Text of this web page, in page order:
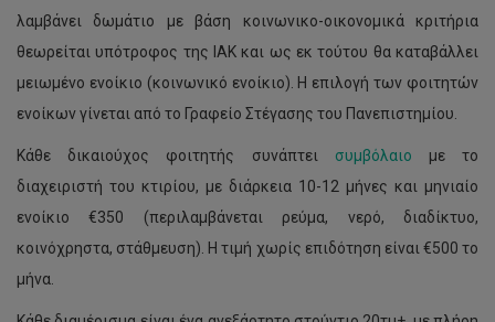
λαμβάνει δωμάτιο με βάση κοινωνικο-οικονομικά κριτήρια
θεωρείται υπότροφος της ΙΑΚ και ως εκ τούτου θα καταβάλλει
μειωμένο ενοίκιο (κοινωνικό ενοίκιο). Η επιλογή των φοιτητών
ενοίκων γίνεται από το Γραφείο Στέγασης του Πανεπιστημίου.
Κάθε δικαιούχος φοιτητής συνάπτει συμβόλαιο με το
διαχειριστή του κτιρίου, με διάρκεια 10-12 μήνες και μηνιαίο
ενοίκιο €350 (περιλαμβάνεται ρεύμα, νερό, διαδίκτυο,
κοινόχρηστα, στάθμευση). Η τιμή χωρίς επιδότηση είναι €500 το
μήνα.